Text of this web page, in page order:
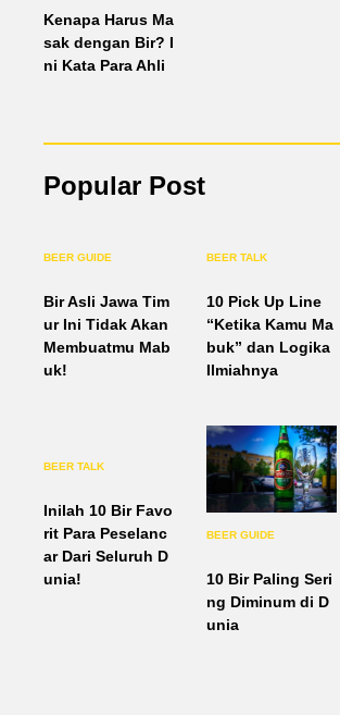
Kenapa Harus Ma
sak dengan Bir? I
ni Kata Para Ahli
Popular Post
BEER GUIDE
Bir Asli Jawa Tim
ur Ini Tidak Akan
Membuatmu Mab
uk!
BEER TALK
10 Pick Up Line
“Ketika Kamu Ma
buk” dan Logika
Ilmiahnya
BEER TALK
Inilah 10 Bir Favo
rit Para Peselanc
ar Dari Seluruh D
unia!
BEER GUIDE
10 Bir Paling Seri
ng Diminum di D
unia